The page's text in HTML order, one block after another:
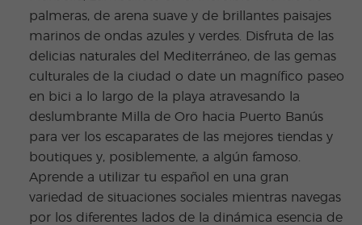
palmeras, de arena suave y de brillantes paisajes
marinos de ondas azules y verdes. Disfruta de las
delicias naturales del Mediterráneo, de las gemas
culturales de la ciudad o date un magnífico paseo
en bici a lo largo de la playa atravesando la
deslumbrante Milla de Oro hacia Puerto Banús
para ver los escaparates de las mejores tiendas y
boutiques y, posiblemente, a algún famoso.
Aprende a utilizar tu español en una gran
variedad de situaciones sociales mientras navegas
por los diferentes lados de la dinámica esencia de